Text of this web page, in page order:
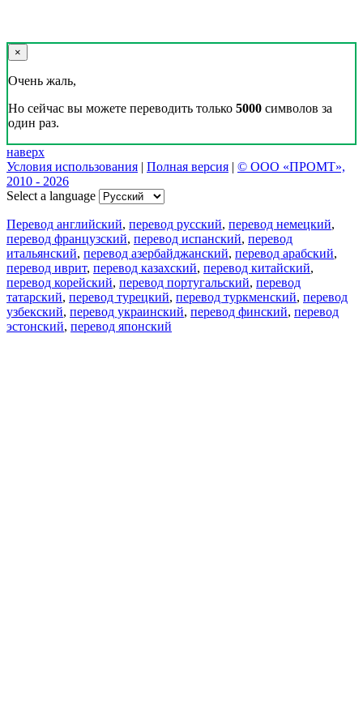
×
Очень жаль,
Но сейчас вы можете переводить только 5000 символов за
один раз.
наверх
Условия использования | Полная версия | © ООО «ПРОМТ»,
2010 - 2026
Select a language
Перевод английский, перевод русский, перевод немецкий,
перевод французский, перевод испанский, перевод
итальянский, перевод азербайджанский, перевод арабский,
перевод иврит, перевод казахский, перевод китайский,
перевод корейский, перевод португальский, перевод
татарский, перевод турецкий, перевод туркменский, перевод
узбекский, перевод украинский, перевод финский, перевод
эстонский, перевод японский